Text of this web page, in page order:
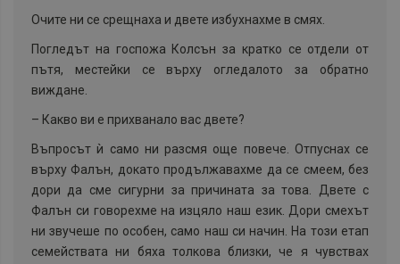
Очите ни се срещнаха и двете избухнахме в смях.
Погледът на госпожа Колсън за кратко се отдели от
пътя, местейки се върху огледалото за обратно
виждане.
– Какво ви е прихванало вас двете?
Въпросът ѝ само ни разсмя още повече. Отпуснах се
върху Фалън, докато продължавахме да се смеем, без
дори да сме сигурни за причината за това. Двете с
Фалън си говорехме на изцяло наш език. Дори смехът
ни звучеше по особен, само наш си начин. На този етап
семействата ни бяха толкова близки, че я чувствах